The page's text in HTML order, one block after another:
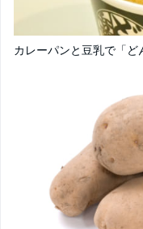
カレーパンと豆乳で「